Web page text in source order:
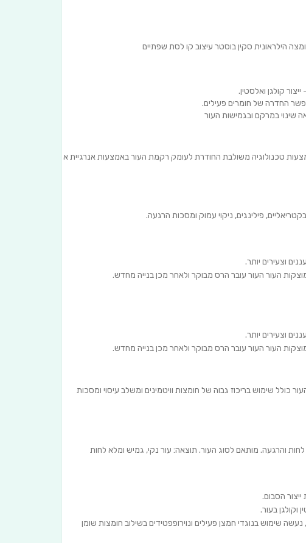
הילראונית סקין בוסטר עיצוב קו לסת שפתיים
קולגן ואלסטין.
החדרה של חומרים פעילים.
שינוי במרקם ובגמישות העור
טכנולוגיה משולבת החודרת לעומק רקמת העור באמצעות אנרגיית אור
פילינגים, ניקוי עמוק ומסכות הרגעה.
וצעירים יותר.
העור העור עובר הרס מבוקר ולאחר מכן בנייה מחדש.
וצעירים יותר.
העור העור עובר הרס מבוקר ולאחר מכן בנייה מחדש.
כולל שימוש בריכוז גבוה של חומצות וויטמינים ומשלב עיסוי ומסכות
לחות והרגעה. מותאם לסוג העור. תוצאה: עור נקי, גמיש ומלא לחות
הסבום.
בעור.
שימוש בנוגדי חמצן פעילים ונוירופפטידים בשילוב חומצות שומן